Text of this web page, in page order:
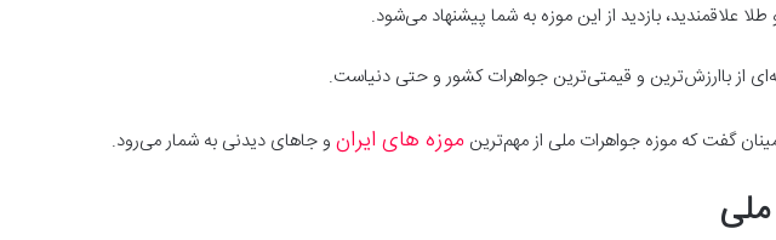
علاقمندید، بازدید از این موزه به شما پیشنهاد می‌شود.
از باارزش‌ترین و قیمتی‌ترین جواهرات کشور و حتی دنیاست.
گفت که موزه جواهرات ملی از مهم‌ترینموزه های ایران و جاهای دیدنی به شمار می‌رود.